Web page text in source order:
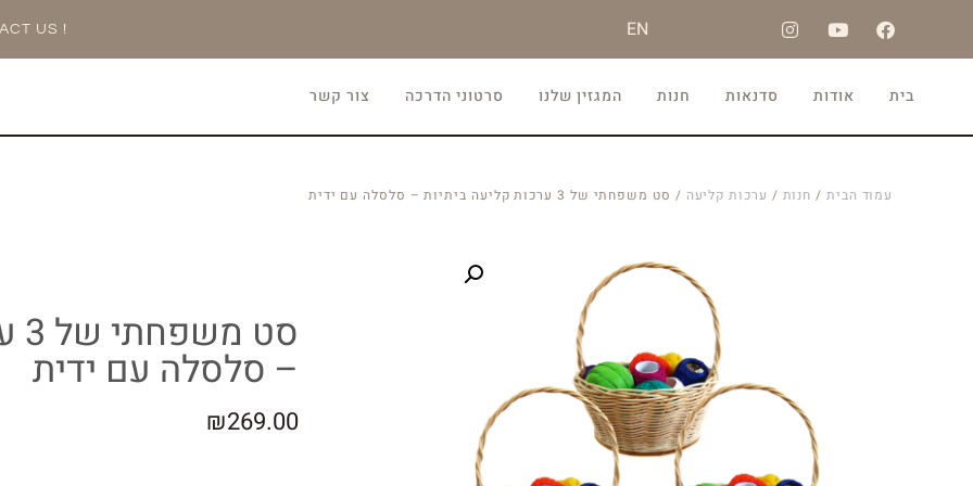
EN
US !
בית אודות סדנאות חנות המגזין שלנו סרטוני הדרכה צור קשר
עמוד הבית / חנות / ערכות קליעה / סט משפחתי של 3 ערכות קליעה ביתיות – סלסלה עם ידית
– סלסלה עם ידית
₪269.00